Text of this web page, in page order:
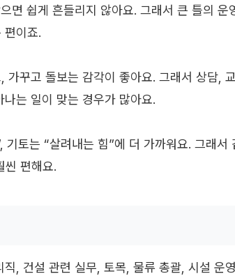
면 쉽게 흔들리지 않아요. 그래서 큰 틀의 운
편이죠.
꾸고 돌보는 감각이 좋아요. 그래서 상담,
는 일이 맞는 경우가 많아요.
토는 “살려내는 힘”에 더 가까워요. 그래서
씬 편해요.
, 건설 관련 실무, 토목, 물류 총괄, 시설 운